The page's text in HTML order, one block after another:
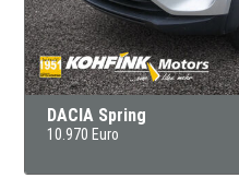
DACIA Spring
10.970 Euro